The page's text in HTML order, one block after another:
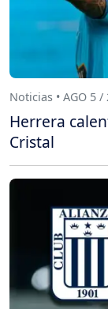
Noticias • AGO 5 /
Herrera
Cristal